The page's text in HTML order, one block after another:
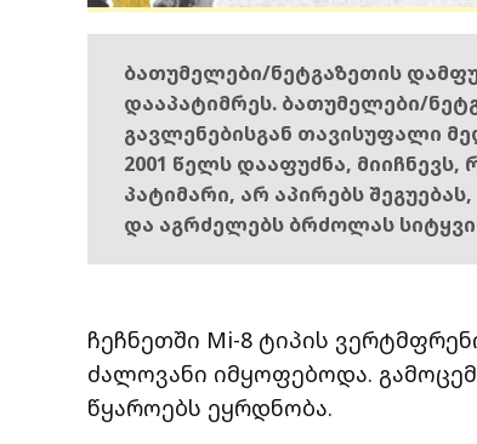
ბათუმელები/ნეტგაზეთის
დააპატიმრეს. ბათუმელები/
გავლენებისგან თავისუფალი
2001 წელს დააფუძნა,
პატიმარი, არ აპირებს
და აგრძელებს ბრძოლას
ჩეჩნეთში Mi-8 ტიპის
ძალოვანი იმყოფებოდა.
წყაროებს ეყრდნობა.